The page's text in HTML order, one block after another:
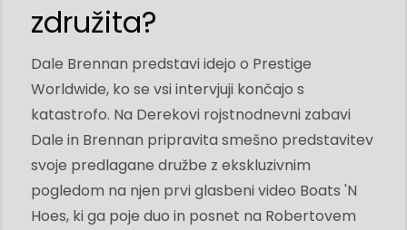
združita?
Dale Brennan predstavi idejo o Prestige
Worldwide, ko se vsi intervjuji končajo s
katastrofo. Na Derekovi rojstnodnevni zabavi
Dale in Brennan pripravita smešno predstavitev
svoje predlagane družbe z ekskluzivnim
pogledom na njen prvi glasbeni video Boats 'N
Hoes, ki ga poje duo in posnet na Robertovem